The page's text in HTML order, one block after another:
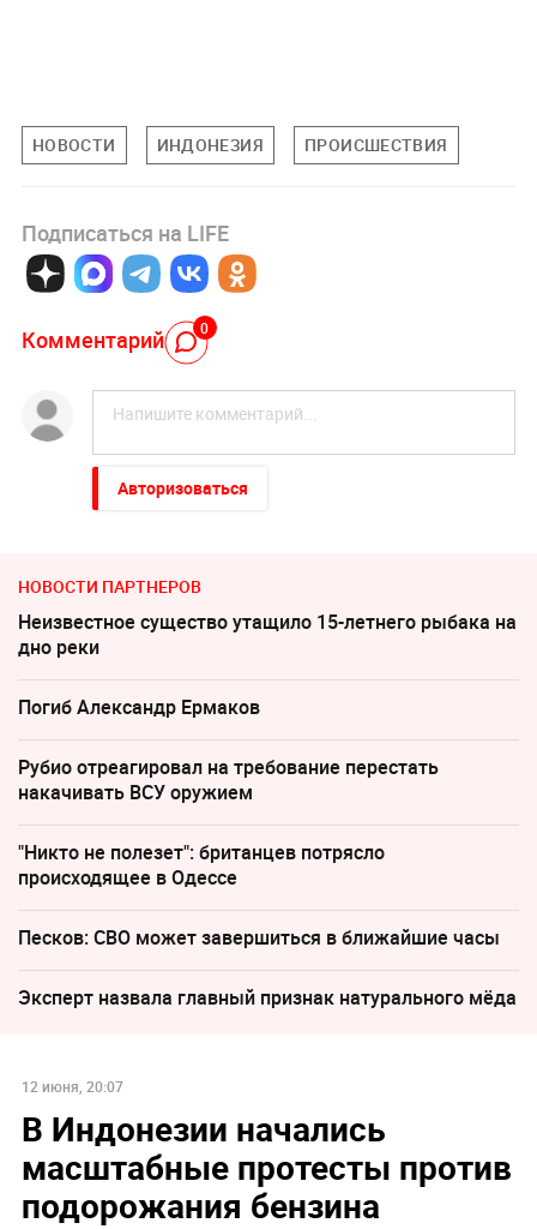
НОВОСТИ ИНДОНЕЗИЯ ПРОИСШЕСТВИЯ
Подписаться на LIFE
Комментарий 0
Авторизоваться
НОВОСТИ ПАРТНЕРОВ
Неизвестное существо утащило 15-летнего рыбака на
дно реки
Погиб Александр Ермаков
Рубио отреагировал на требование перестать
накачивать ВСУ оружием
"Никто не полезет": британцев потрясло
происходящее в Одессе
Песков: СВО может завершиться в ближайшие часы
Эксперт назвала главный признак натурального мёда
12 июня, 20:07
В Индонезии начались
масштабные протесты против
подорожания бензина